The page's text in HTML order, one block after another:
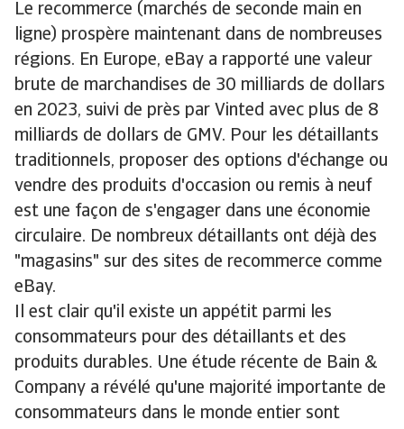
Le recommerce (marchés de seconde main en
ligne) prospère maintenant dans de nombreuses
régions. En Europe, eBay a rapporté une valeur
brute de marchandises de 30 milliards de dollars
en 2023, suivi de près par Vinted avec plus de 8
milliards de dollars de GMV. Pour les détaillants
traditionnels, proposer des options d'échange ou
vendre des produits d'occasion ou remis à neuf
est une façon de s'engager dans une économie
circulaire. De nombreux détaillants ont déjà des
"magasins" sur des sites de recommerce comme
eBay.
Il est clair qu'il existe un appétit parmi les
consommateurs pour des détaillants et des
produits durables. Une étude récente de Bain &
Company a révélé qu'une majorité importante de
consommateurs dans le monde entier sont